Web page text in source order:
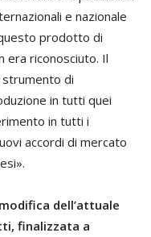
e nazionale
prodotto di
era riconosciuto. Il
strumento di
in tutti quei
in tutti i
accordi di mercato
dell’attuale
finalizzata a